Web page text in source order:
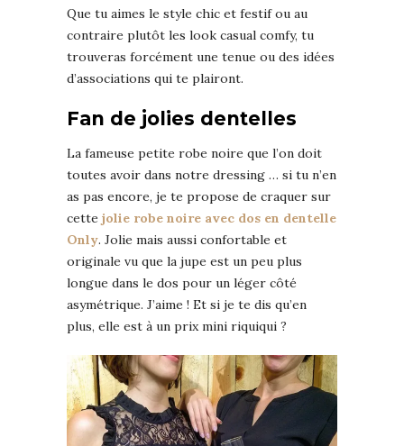
Que tu aimes le style chic et festif ou au
contraire plutôt les look casual comfy, tu
trouveras forcément une tenue ou des idées
d’associations qui te plairont.
Fan de jolies dentelles
La fameuse petite robe noire que l’on doit
toutes avoir dans notre dressing … si tu n’en
as pas encore, je te propose de craquer sur
cette jolie robe noire avec dos en dentelle
Only. Jolie mais aussi confortable et
originale vu que la jupe est un peu plus
longue dans le dos pour un léger côté
asymétrique. J’aime ! Et si je te dis qu’en
plus, elle est à un prix mini riquiqui ?